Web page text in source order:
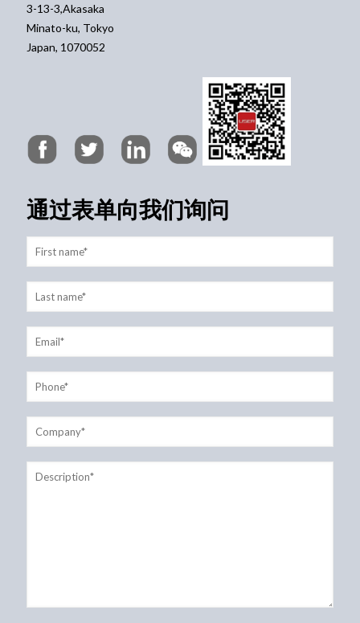
3-13-3,Akasaka
Minato-ku, Tokyo
Japan, 1070052
通过表单向我们询问